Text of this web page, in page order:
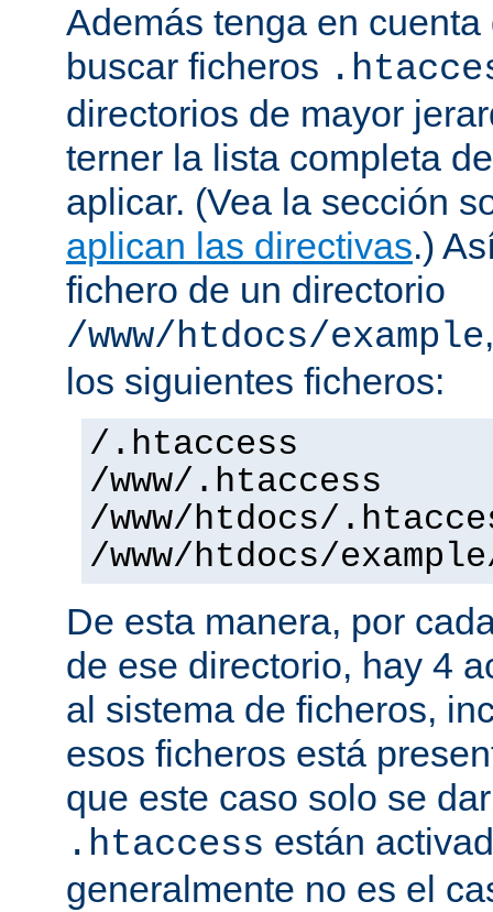
Además tenga en
buscar ficheros
directorios de mayor
terner la lista completa
aplicar. (Vea la sección
aplican las directivas.)
fichero de un directorio
/www/htdocs/example
los siguientes ficheros:
/.htaccess
/www/.htaccess
/www/htdocs/
/www/htdocs/
De esta manera, por
de ese directorio, hay 4
al sistema de ficheros,
esos ficheros está
que este caso solo se
.htaccess están
generalmente no es el